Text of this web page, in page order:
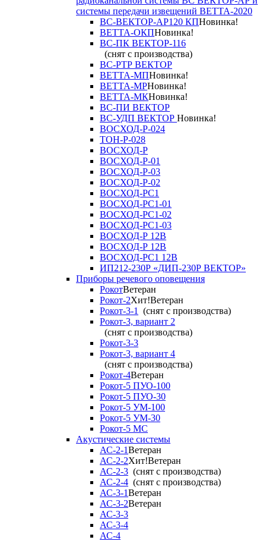
системы передачи извещений ВЕТТА-2020
ВС-ВЕКТОР-АР120 КПНовинка!
ВЕТТА-ОКПНовинка!
ВС-ПК ВЕКТОР-116
(снят с производства)
ВС-РТР ВЕКТОР
ВЕТТА-МПНовинка!
ВЕТТА-МРНовинка!
ВЕТТА-МКНовинка!
ВС-ПИ ВЕКТОР
ВС-УДП ВЕКТОР Новинка!
ВОСХОД-Р-024
ТОН-Р-028
ВОСХОД-Р
ВОСХОД-Р-01
ВОСХОД-Р-03
ВОСХОД-Р-02
ВОСХОД-РС1
ВОСХОД-РС1-01
ВОСХОД-РС1-02
ВОСХОД-РС1-03
ВОСХОД-Р 12В
ВОСХОД-Р 12В
ВОСХОД-РС1 12В
ИП212-230Р «ДИП-230Р ВЕКТОР»
Приборы речевого оповещения
РокотВетеран
Рокот-2Хит!Ветеран
Рокот-3-1
(снят с производства)
Рокот-3, вариант 2
(снят с производства)
Рокот-3-3
Рокот-3, вариант 4
(снят с производства)
Рокот-4Ветеран
Рокот-5 ПУО-100
Рокот-5 ПУО-30
Рокот-5 УМ-100
Рокот-5 УМ-30
Рокот-5 МС
Акустические системы
АС-2-1Ветеран
АС-2-2Хит!Ветеран
АС-2-3 (снят с производства)
АС-2-4 (снят с производства)
АС-3-1Ветеран
АС-3-2Ветеран
АС-3-3
АС-3-4
АС-4